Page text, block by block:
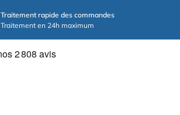
Traitement rapide des commandes
Traitement en 24h maximum